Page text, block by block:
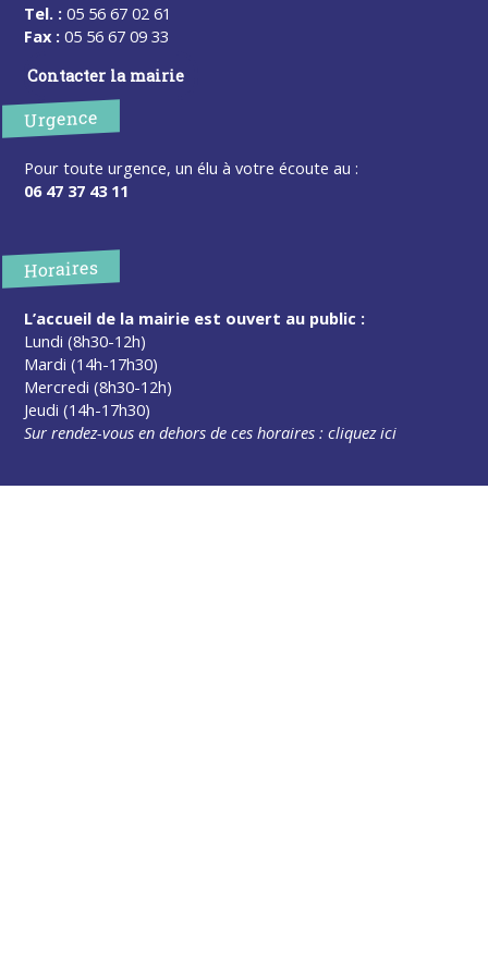
Tel. : 05 56 67 02 61
Fax : 05 56 67 09 33
Contacter la mairie
Urgence
Pour toute urgence, un élu à votre écoute au :
06 47 37 43 11
Horaires
L’accueil de la mairie est ouvert au public :
Lundi (8h30-12h)
Mardi (14h-17h30)
Mercredi (8h30-12h)
Jeudi (14h-17h30)
Sur rendez-vous en dehors de ces horaires :cliquez ici